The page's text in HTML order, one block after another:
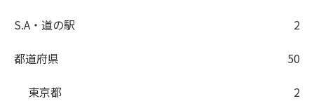
S.A・道の駅
2
都道府県
50
東京都
2